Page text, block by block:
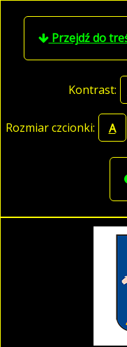
Przejdź do
Kontrast:
Rozmiar czcionki: A